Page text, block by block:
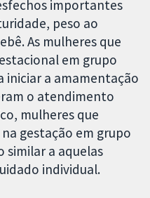
importantes
peso ao
As mulheres que
em grupo
iniciar a amamentação
o atendimento
mulheres que
gestação em grupo
similar a aquelas
individual.